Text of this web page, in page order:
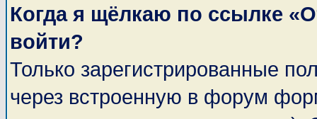
Когда я щёлкаю по ссылке
войти?
Только зарегистрированные
через встроенную в форум